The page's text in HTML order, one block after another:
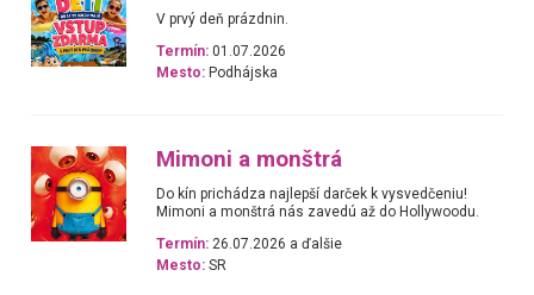
V prvý deň prázdnin.
Termín: 01.07.2026
Mesto: Podhájska
Mimoni a monštrá
Do kín prichádza najlepší darček k vysvedčeniu!
Mimoni a monštrá nás zavedú až do Hollywoodu.
Termín: 26.07.2026 a ďalšie
Mesto: SR